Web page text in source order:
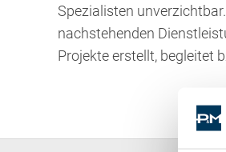
Spezialisten
nachstehenden
Projekte erstellt, begleitet